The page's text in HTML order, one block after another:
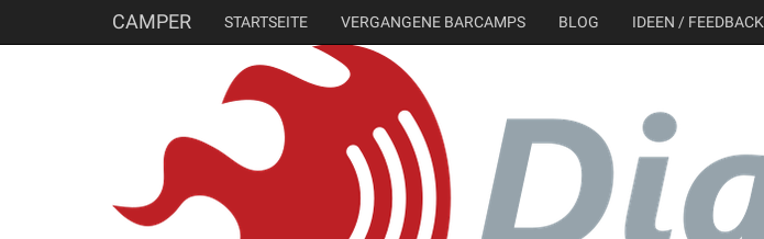
CAMPER STARTSEITE VERGANGENE BARCAMPS BLOG IDEEN / FEEDBACK